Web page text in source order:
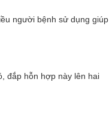
người bệnh sử dụng giúp
đắp hỗn hợp này lên hai